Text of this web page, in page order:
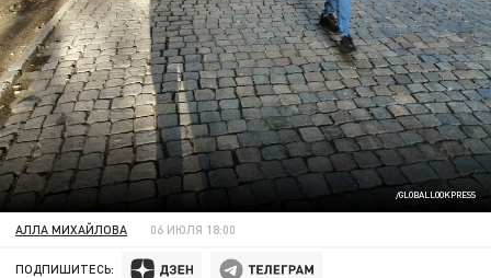
/GLOBALLOOKPRESS
АЛЛА МИХАЙЛОВА 06 ИЮЛЯ 18:00
ПОДПИШИТЕСЬ: